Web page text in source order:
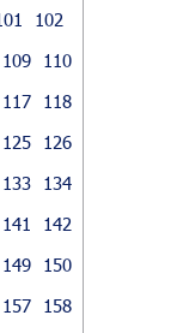
102
109
110
117
118
125
126
133
134
141
142
149
150
157
158